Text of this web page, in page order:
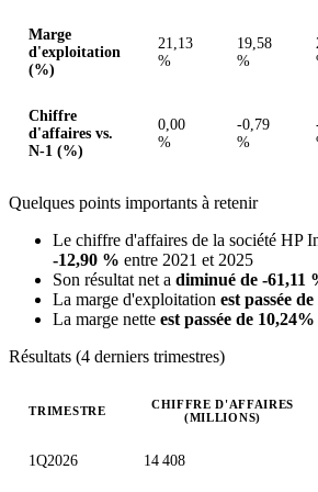
Marge
d'exploitation
(%)
21,13
%
19,58
%
Chiffre
d'affaires vs.
N-1 (%)
0,00
%
-0,79
%
Quelques points importants à retenir
Le chiffre d'affaires de la société HP
-12,90 % entre 2021 et 2025
Son résultat net a diminué de -61,11
La marge d'exploitation est passée
La marge nette est passée de
Résultats (4 derniers trimestres)
TRIMESTRE
CHIFFRE D'AFFAIRES
(MILLIONS)
1Q2026 14 408